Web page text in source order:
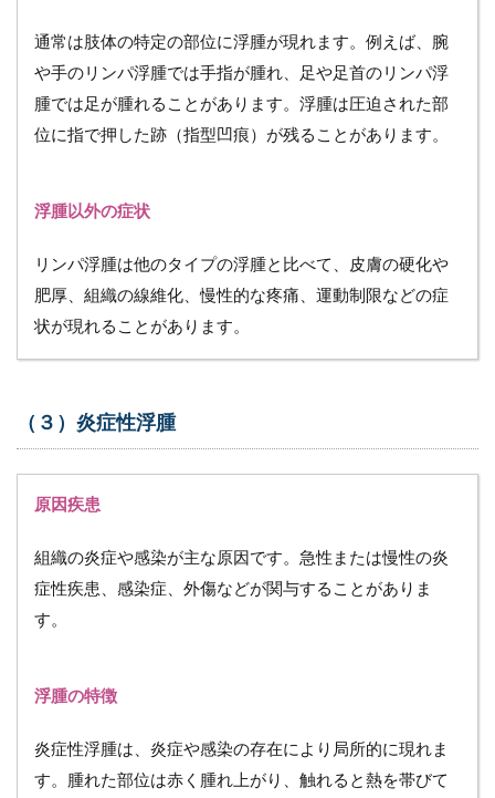
通常は肢体の特定の部位に浮腫が現れます。例えば、腕
や手のリンパ浮腫では手指が腫れ、足や足首のリンパ浮
腫では足が腫れることがあります。浮腫は圧迫された部
位に指で押した跡（指型凹痕）が残ることがあります。
浮腫以外の症状
リンパ浮腫は他のタイプの浮腫と比べて、皮膚の硬化や
肥厚、組織の線維化、慢性的な疼痛、運動制限などの症
状が現れることがあります。
（３）炎症性浮腫
原因疾患
組織の炎症や感染が主な原因です。急性または慢性の炎
症性疾患、感染症、外傷などが関与することがありま
す。
浮腫の特徴
炎症性浮腫は、炎症や感染の存在により局所的に現れま
す。腫れた部位は赤く腫れ上がり、触れると熱を帯びて